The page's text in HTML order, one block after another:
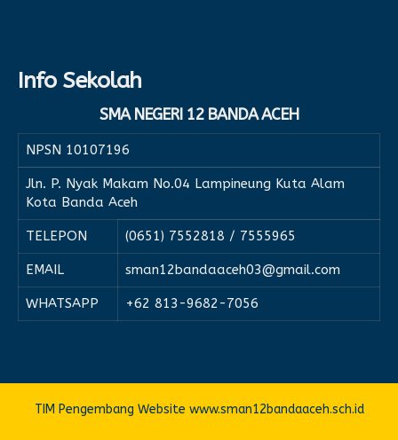
Info Sekolah
SMA NEGERI 12 BANDA ACEH
NPSN 10107196
Jln. P. Nyak Makam No.04 Lampineung Kuta Alam
Kota Banda Aceh
TELEPON (0651) 7552818 / 7555965
EMAIL sman12bandaaceh03@gmail.com
WHATSAPP +62 813-9682-7056
TIM Pengembang Website www.sman12bandaaceh.sch.id